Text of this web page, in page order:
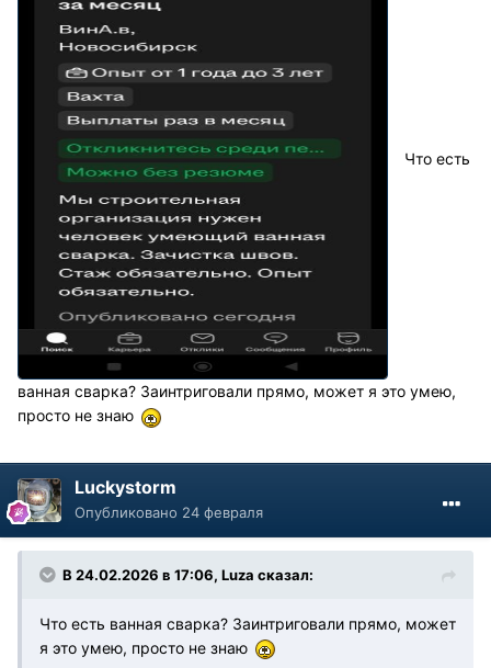
Что есть
ванная сварка? Заинтриговали прямо, может я это умею,
просто не знаю
Luckystorm
Опубликовано 24 февраля
В 24.02.2026 в 17:06, Luza сказал:
Что есть ванная сварка? Заинтриговали прямо, может
я это умею, просто не знаю